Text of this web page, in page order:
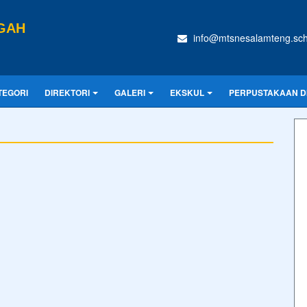
DIREKTORI GALERI EKSKUL PERPUSTAKAAN